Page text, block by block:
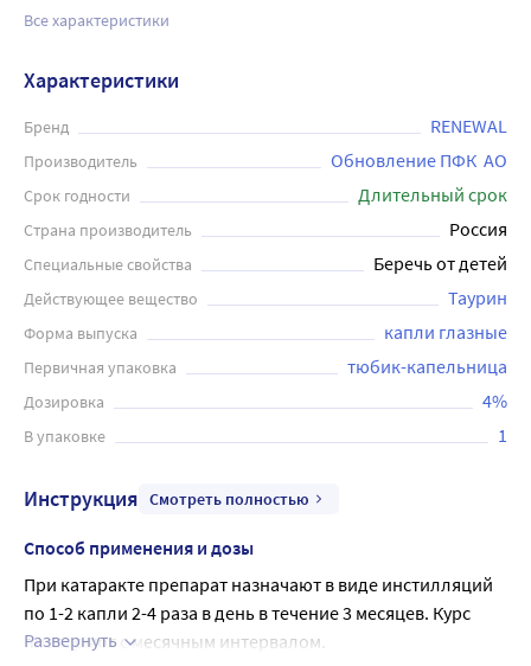
Все характеристики
Характеристики
Бренд RENEWAL
Производитель Обновление ПФК  АО
Срок годности Длительный срок
Страна производитель Россия
Специальные свойства Беречь от детей
Действующее вещество Таурин
Форма выпуска капли глазные
Первичная упаковка тюбик-капельница
Дозировка 4%
В упаковке 1
Инструкция Смотреть полностью
Способ применения и дозы
При катаракте препарат назначают в виде инстилляций
по 1-2 капли 2-4 раза в день в течение 3 месяцев. Курс
повторяют с месячным интервалом.
Развернуть